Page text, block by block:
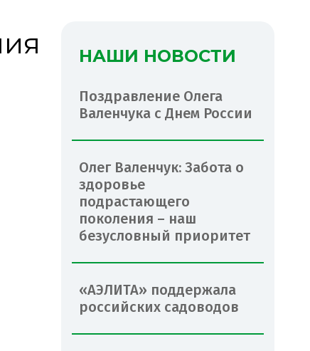
НАШИ НОВОСТИ
Поздравление Олега
Валенчука с Днем России
Олег Валенчук: Забота о
здоровье
подрастающего
поколения – наш
безусловный приоритет
«АЭЛИТА» поддержала
российских садоводов